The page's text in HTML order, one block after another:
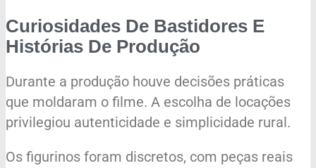
Curiosidades De Bastidores E
Histórias De Produção
Durante a produção houve decisões práticas
que moldaram o filme. A escolha de locações
privilegiou autenticidade e simplicidade rural.
Os figurinos foram discretos, com peças reais